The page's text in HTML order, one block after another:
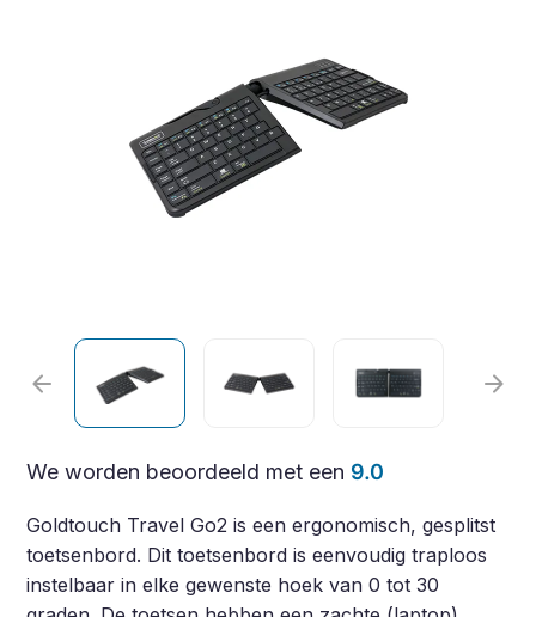
arrow_back arrow_forward
We worden beoordeeld met een 9.0
Goldtouch Travel Go2 is een ergonomisch, gesplitst
toetsenbord. Dit toetsenbord is eenvoudig traploos
instelbaar in elke gewenste hoek van 0 tot 30